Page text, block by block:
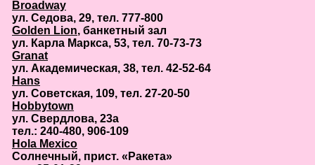
Broadway
ул. Седова, 29, тел. 777-800
Golden Lion, банкетный зал
ул. Карла Маркса, 53, тел. 70-73-73
Granat
ул. Академическая, 38, тел. 42-52-64
Hans
ул. Советская, 109, тел. 27-20-50
Hobbytown
ул. Свердлова, 23а
тел.: 240-480, 906-109
Hola Mexico
Солнечный, прист. «Ракета»